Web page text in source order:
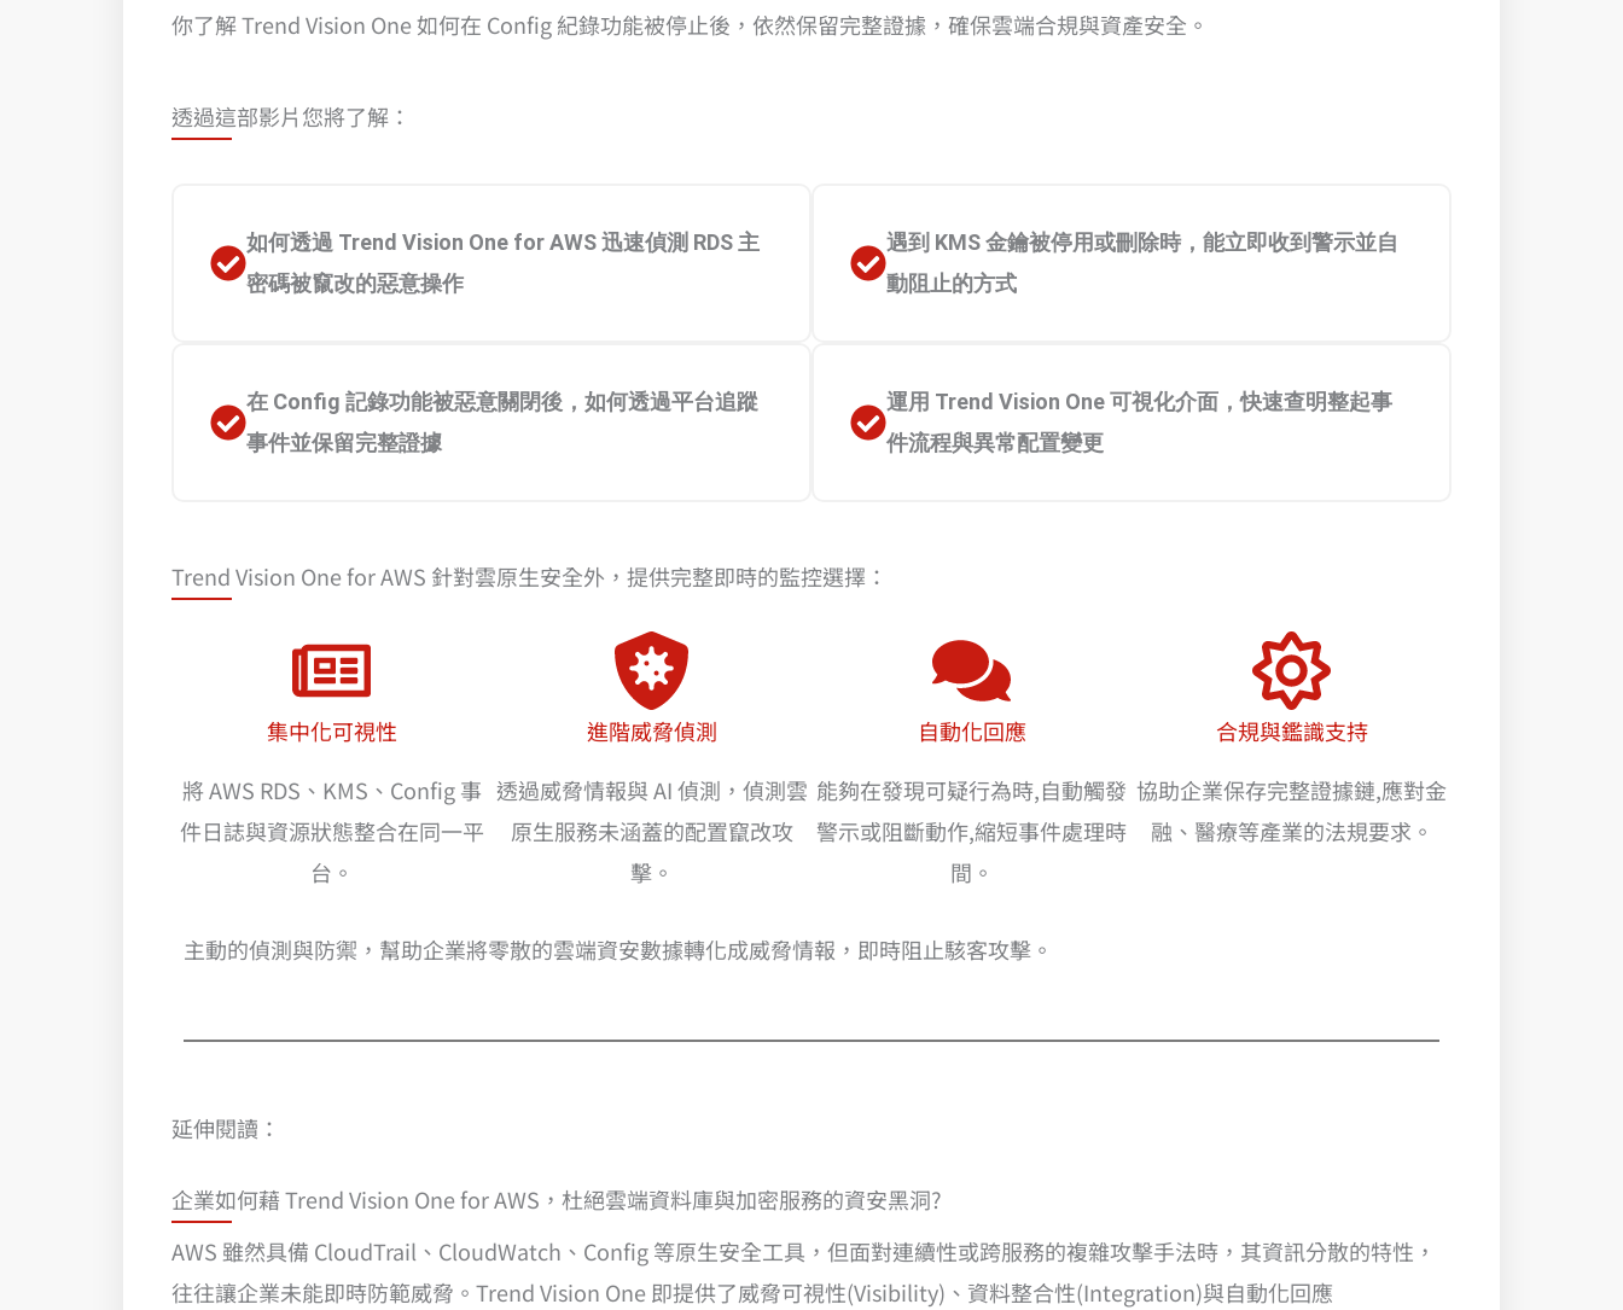
你了解 Trend Vision One 如何在 Config 紀錄功能被停止後，依然保留完整證據，確保雲端合規與資產安全。
透過這部影片您將了解：
如何透過 Trend Vision One for AWS 迅速偵測 RDS 主
密碼被竄改的惡意操作
遇到 KMS 金鑰被停用或刪除時，能立即收到警示並自
動阻止的方式
在 Config 記錄功能被惡意關閉後，如何透過平台追蹤
事件並保留完整證據
運用 Trend Vision One 可視化介面，快速查明整起事
件流程與異常配置變更
Trend Vision One for AWS 針對雲原生安全外，提供完整即時的監控選擇：
集中化可視性
將 AWS RDS、KMS、Config 事
件日誌與資源狀態整合在同一平
台。
進階威脅偵測
透過威脅情報與 AI 偵測，偵測雲
原生服務未涵蓋的配置竄改攻
擊。
自動化回應
能夠在發現可疑行為時,自動觸發
警示或阻斷動作,縮短事件處理時
間。
合規與鑑識支持
協助企業保存完整證據鏈,應對金
融、醫療等產業的法規要求。
主動的偵測與防禦，幫助企業將零散的雲端資安數據轉化成威脅情報，即時阻止駭客攻擊。
延伸閱讀：
企業如何藉 Trend Vision One for AWS，杜絕雲端資料庫與加密服務的資安黑洞?
AWS 雖然具備 CloudTrail、CloudWatch、Config 等原生安全工具，但面對連續性或跨服務的複雜攻擊手法時，其資訊分散的特性，
往往讓企業未能即時防範威脅。Trend Vision One 即提供了威脅可視性(Visibility)、資料整合性(Integration)與自動化回應